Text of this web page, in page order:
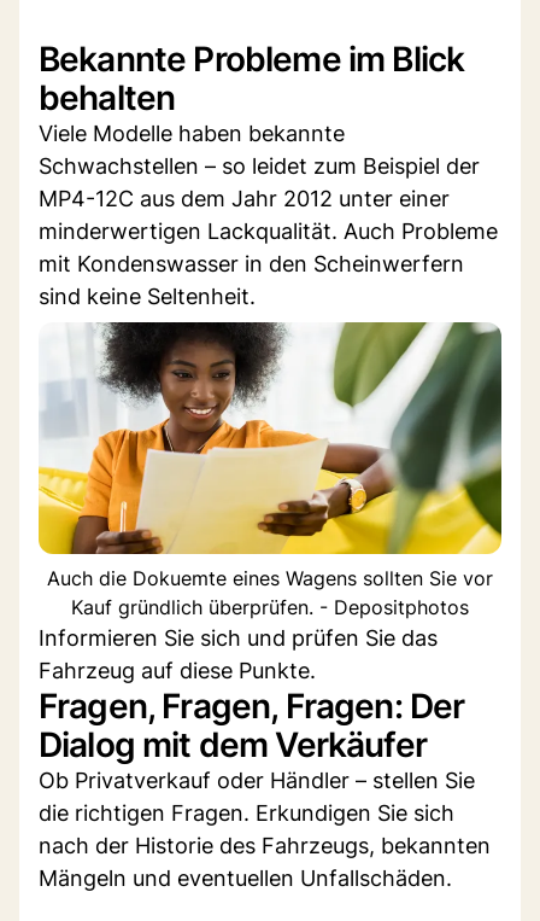
Bekannte Probleme im Blick
behalten
Viele Modelle haben bekannte
Schwachstellen – so leidet zum Beispiel der
MP4-12C aus dem Jahr 2012 unter einer
minderwertigen Lackqualität. Auch Probleme
mit Kondenswasser in den Scheinwerfern
sind keine Seltenheit.
Auch die Dokuemte eines Wagens sollten Sie vor
Kauf gründlich überprüfen. - Depositphotos
Informieren Sie sich und prüfen Sie das
Fahrzeug auf diese Punkte.
Fragen, Fragen, Fragen: Der
Dialog mit dem Verkäufer
Ob Privatverkauf oder Händler – stellen Sie
die richtigen Fragen. Erkundigen Sie sich
nach der Historie des Fahrzeugs, bekannten
Mängeln und eventuellen Unfallschäden.